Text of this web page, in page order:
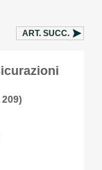
ART. SUCC.